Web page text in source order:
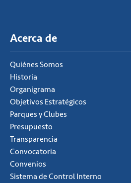
Acerca de
Quiénes Somos
Historia
Organigrama
Objetivos Estratégicos
Parques y Clubes
Presupuesto
Transparencia
Convocatoria
Convenios
Sistema de Control Interno